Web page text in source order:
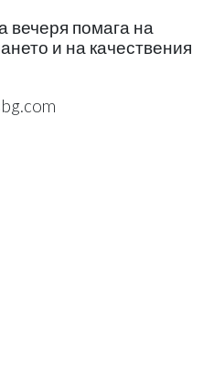
вечеря помага на
и на качествения